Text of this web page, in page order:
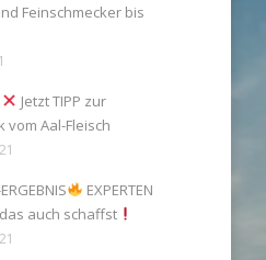
Feinschmecker bis
Jetzt TIPP zur
vom Aal-Fleisch
EXPERTEN
auch schaffst